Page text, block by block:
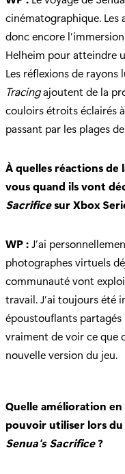
cinématographique.
donc encore
Helheim pour atteindre
Les réflexions de rayons
Tracingajoutent de la
couloirs étroits éclairés
passant par les plages de
À quelles réactions de
vous quand ils vont
Sacrificesur Xbox
WP :J’ai
photographes virtuels
communauté vont
travail. J’ai toujours été
époustouflants partagés
vraiment de voir ce que
nouvelle version du jeu.
Quelle amélioration
pouvoir utiliser lors
Senua's Sacrifice?